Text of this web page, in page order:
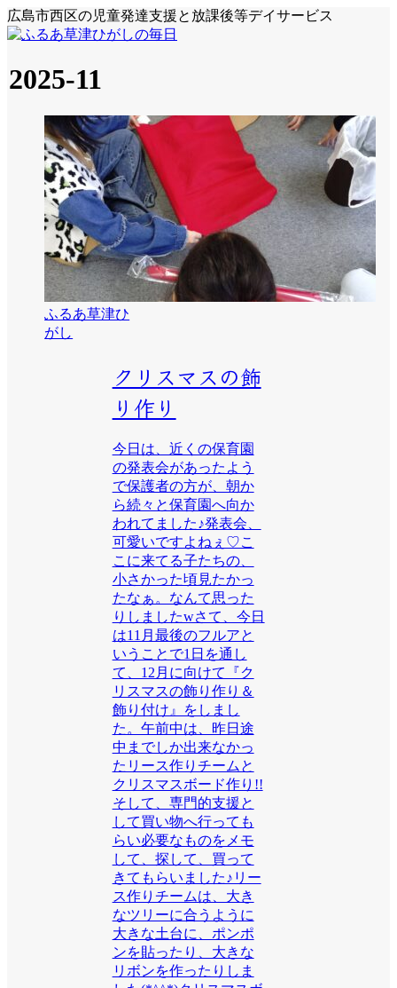
広島市西区の児童発達支援と放課後等デイサービス
2025-11
ふるあ草津ひ
がし
クリスマスの飾
り作り
今日は、近くの保育園
の発表会があったよう
で保護者の方が、朝か
ら続々と保育園へ向か
われてました♪発表会、
可愛いですよねぇ♡こ
こに来てる子たちの、
小さかった頃見たかっ
たなぁ。なんて思った
りしましたwさて、今日
は11月最後のフルアと
いうことで1日を通し
て、12月に向けて『ク
リスマスの飾り作り＆
飾り付け』をしまし
た。午前中は、昨日途
中までしか出来なかっ
たリース作りチームと
クリスマスボード作り!!
そして、専門的支援と
して買い物へ行っても
らい必要なものをメモ
して、探して、買って
きてもらいました♪リー
ス作りチームは、大き
なツリーに合うように
大きな土台に、ポンポ
ンを貼ったり、大きな
リボンを作ったりしま